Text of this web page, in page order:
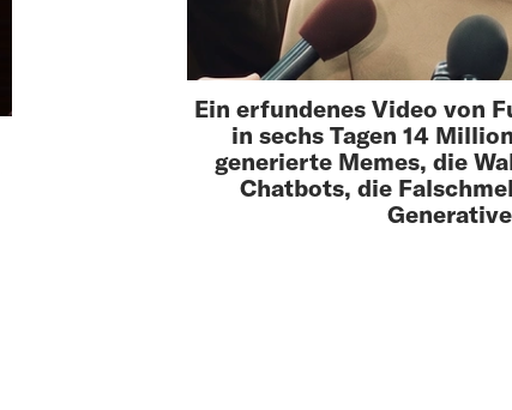
Ein erfundenes Video von
in sechs Tagen 14
generierte Memes, die
Chatbots, die